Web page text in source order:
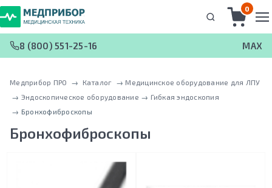
0
8 (800) 551-25-16 MAX
Медприбор ПРО → Каталог → Медицинское оборудование для ЛПУ
→ Эндоскопическое оборудование → Гибкая эндоскопия
→ Бронхофиброскопы
Бронхофиброскопы